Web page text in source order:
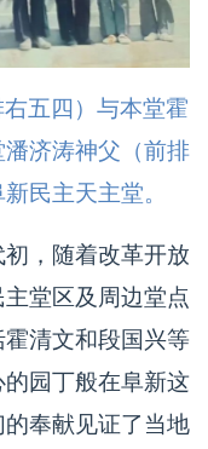
五四）与本堂霍
济涛神父（前排
民主天主堂。
初，随着改革开放
堂区及周边堂点
清文和段国兴等
园丁般在阜新这
奉献见证了当地